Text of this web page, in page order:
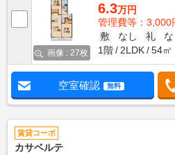
画像 : 27枚
6.3万円
管理費等：3,000
敷
なし 礼
1階
2LDK 54㎡
空室確認 無料
賃貸コーポ
カサベルテ